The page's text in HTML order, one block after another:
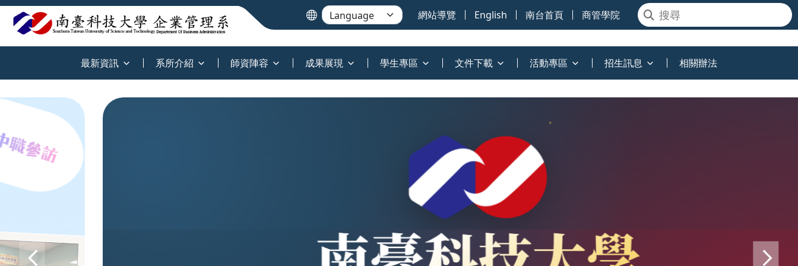
網站導覽 English 南台首頁 商管學院
最新資訊 系所介紹 師資陣容 成果展現 學生專區 文件下載 活動專區 招生訊息 相關辦法